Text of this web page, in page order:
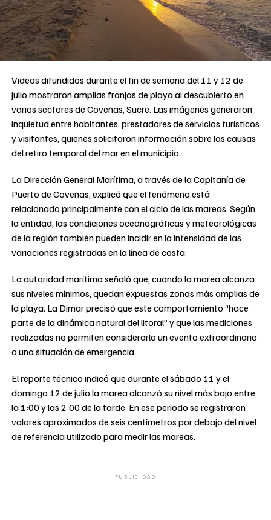
Videos difundidos durante el fin de semana del 11 y 12 de
julio mostraron amplias franjas de playa al descubierto en
varios sectores de Coveñas, Sucre. Las imágenes generaron
inquietud entre habitantes, prestadores de servicios turísticos
y visitantes, quienes solicitaron información sobre las causas
del retiro temporal del mar en el municipio.
La Dirección General Marítima, a través de la Capitanía de
Puerto de Coveñas, explicó que el fenómeno está
relacionado principalmente con el ciclo de las mareas. Según
la entidad, las condiciones oceanográficas y meteorológicas
de la región también pueden incidir en la intensidad de las
variaciones registradas en la línea de costa.
La autoridad marítima señaló que, cuando la marea alcanza
sus niveles mínimos, quedan expuestas zonas más amplias de
la playa. La Dimar precisó que este comportamiento “hace
parte de la dinámica natural del litoral” y que las mediciones
realizadas no permiten considerarlo un evento extraordinario
o una situación de emergencia.
El reporte técnico indicó que durante el sábado 11 y el
domingo 12 de julio la marea alcanzó su nivel más bajo entre
la 1:00 y las 2:00 de la tarde. En ese periodo se registraron
valores aproximados de seis centímetros por debajo del nivel
de referencia utilizado para medir las mareas.
PUBLICIDAD